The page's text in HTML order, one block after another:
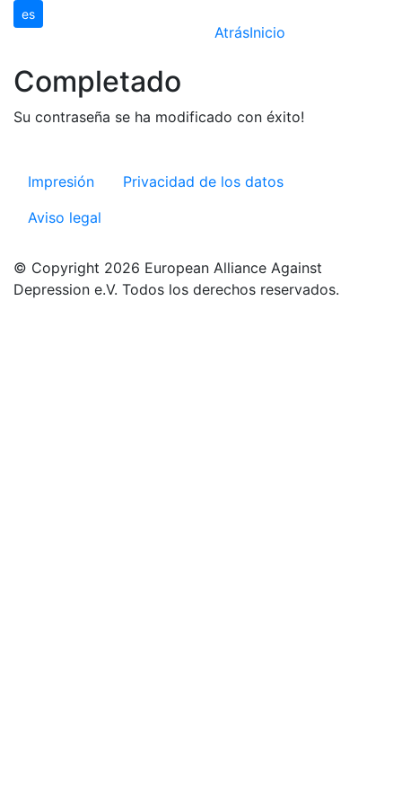
es
AtrásInicio
Completado
Su contraseña se ha modificado con éxito!
Impresión
Privacidad de los datos
Aviso legal
© Copyright 2026 European Alliance Against
Depression e.V. Todos los derechos reservados.